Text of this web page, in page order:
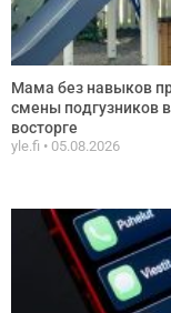
Мама без навыков
смены подгузников
восторге
yle.fi 05.08.2026